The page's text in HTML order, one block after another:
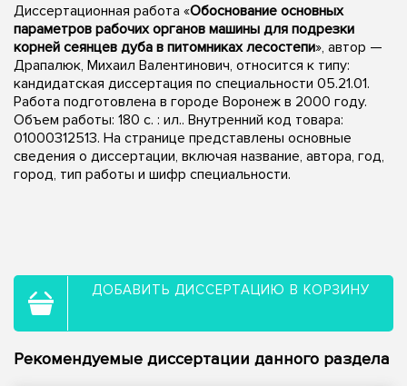
Диссертационная работа «Обоснование основных
параметров рабочих органов машины для подрезки
корней сеянцев дуба в питомниках лесостепи», автор —
Драпалюк, Михаил Валентинович, относится к типу:
кандидатская диссертация по специальности 05.21.01.
Работа подготовлена в городе Воронеж в 2000 году.
Объем работы: 180 с. : ил.. Внутренний код товара:
01000312513. На странице представлены основные
сведения о диссертации, включая название, автора, год,
город, тип работы и шифр специальности.
ДОБАВИТЬ ДИССЕРТАЦИЮ В КОРЗИНУ
Рекомендуемые диссертации данного раздела